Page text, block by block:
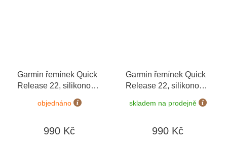
Garmin řemínek Quick
Release 22, silikonový
objednáno
990 Kč
Garmin řemínek Quick
Release 22, silikonový
skladem na prodejně
990 Kč